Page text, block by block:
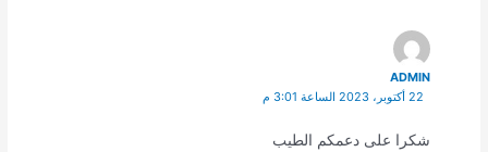
ADMIN
22 أكتوبر، 2023 الساعة 3:01 م
شكرا على دعمكم الطيب